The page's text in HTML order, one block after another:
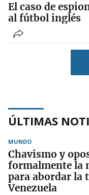
El caso de
al fútbol inglés
ÚLTIMAS
MUNDO
Chavismo y
formalmente la
para abordar la
Venezuela